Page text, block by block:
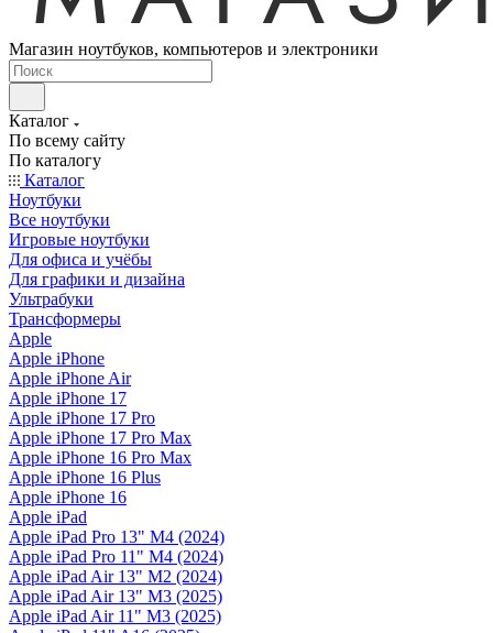
Магазин ноутбуков, компьютеров и электроники
Каталог
По всему сайту
По каталогу
Каталог
Ноутбуки
Все ноутбуки
Игровые ноутбуки
Для офиса и учёбы
Для графики и дизайна
Ультрабуки
Трансформеры
Apple
Apple iPhone
Apple iPhone Air
Apple iPhone 17
Apple iPhone 17 Pro
Apple iPhone 17 Pro Max
Apple iPhone 16 Pro Max
Apple iPhone 16 Plus
Apple iPhone 16
Apple iPad
Apple iPad Pro 13" M4 (2024)
Apple iPad Pro 11" M4 (2024)
Apple iPad Air 13" M2 (2024)
Apple iPad Air 13" M3 (2025)
Apple iPad Air 11" M3 (2025)